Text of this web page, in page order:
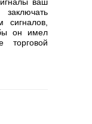
сигналов,
он имел
торговой